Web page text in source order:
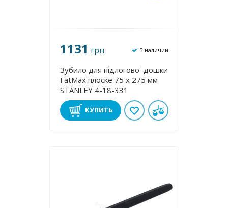
1131 грн В наличии
Зубило для підлогової дошки
FatMax плоске 75 х 275 мм
STANLEY 4-18-331
КУПИТЬ